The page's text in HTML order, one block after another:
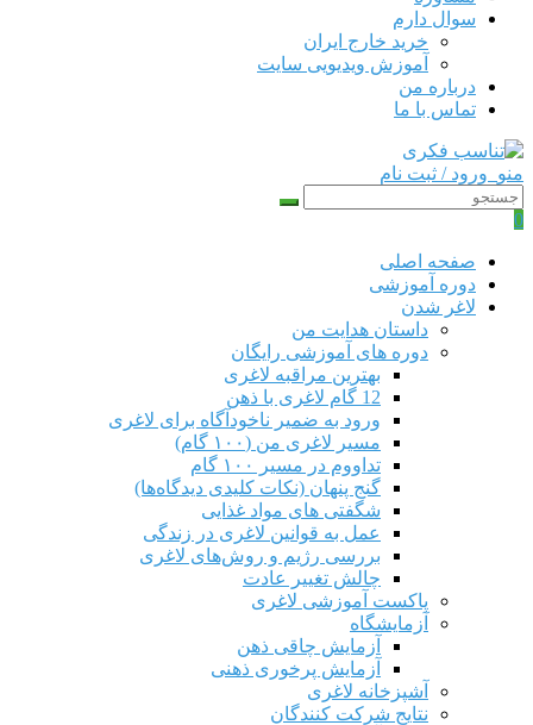
سوال دارم
خرید خارج ایران
آموزش ویدیویی سایت
درباره من
تماس با ما
منو ورود / ثبت نام
0
صفحه اصلی
دوره‌ آموزشی
لاغر شدن
داستان هدایت من
دوره های آموزشی رایگان
بهترین مراقبه لاغری
12 گام لاغری با ذهن
ورود به ضمیر ناخودآگاه برای لاغری
مسیر لاغری من (۱۰۰ گام)
تداووم در مسیر ۱۰۰ گام
گنج پنهان (نکات کلیدی دیدگاه‌ها)
شگفتی های مواد غذایی
عمل به قوانین لاغری در زندگی
بررسی رژیم‌ و روش‌های لاغری
چالش تغییر عادت
پاکست آموزشی لاغری
آزمایشگاه
آزمایش چاقی ذهن
آزمایش پرخوری ذهنی
آشپزخانه لاغری
نتایج شرکت کنندگان